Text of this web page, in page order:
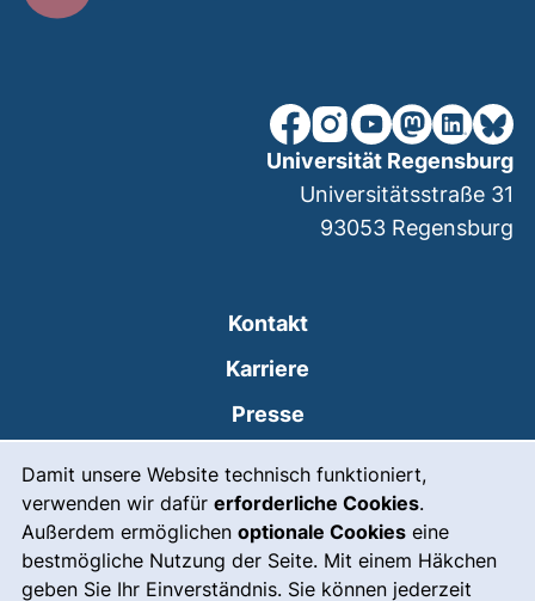
Damit unsere Website technisch funktioniert,
verwenden wir dafür erforderliche Cookies.
Außerdem ermöglichen optionale Cookies eine
bestmögliche Nutzung der Seite. Mit einem Häkchen
geben Sie Ihr Einverständnis. Sie können jederzeit
unsere Facebook-Seite
unsere Instagram-
unsere YouTube-
unsereunsere
Kontakt
Karriere
Presse
Leichte Sprache
Gebärdensprache
Notfall(externer Link, öffnet
Universität Regensburg
Universitätsstraße 31
93053 Regensburg